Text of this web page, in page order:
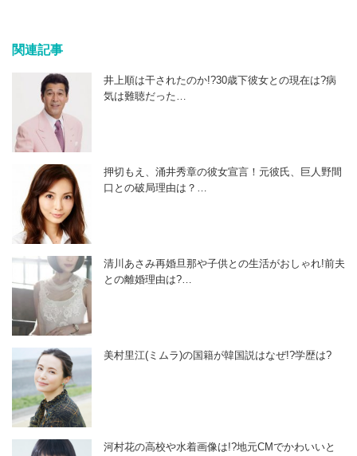
関連記事
井上順は干されたのか!?30歳下彼女との現在は?病
気は難聴だった…
押切もえ、涌井秀章の彼女宣言！元彼氏、巨人野間
口との破局理由は？…
清川あさみ再婚旦那や子供との生活がおしゃれ!前夫
との離婚理由は?…
美村里江(ミムラ)の国籍が韓国説はなぜ!?学歴は?
河村花の高校や水着画像は!?地元CMでかわいいと